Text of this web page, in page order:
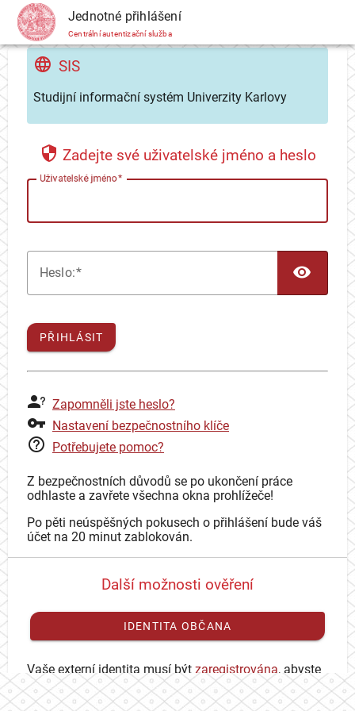
CAS Jednotné přihlášení
Centrální autentizační služba
SIS
Studijní informační systém Univerzity Karlovy
Zadejte své uživatelské jméno a heslo
Uživatelské jméno
Heslo:
PŘIHLÁSIT
Zapomněli jste heslo?
Nastavení bezpečnostního klíče
Potřebujete pomoc?
Z bezpečnostních důvodů se po ukončení práce
odhlaste a zavřete všechna okna prohlížeče!
Po pěti neúspěšných pokusech o přihlášení bude váš
účet na 20 minut zablokován.
Další možnosti ověření
IDENTITA OBČANA
Vaše externí identita musí být zaregistrována, abyste
se mohli přihlásit ke svému CAS účtu.